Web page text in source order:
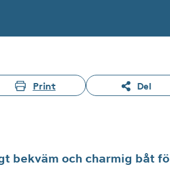
Print Del
bekväm och charmig båt